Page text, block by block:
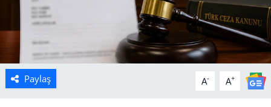
Paylaş A- A+